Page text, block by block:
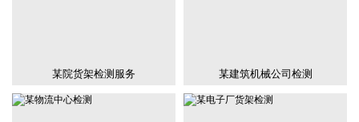
某院货架检测服务 某建筑机械公司检测